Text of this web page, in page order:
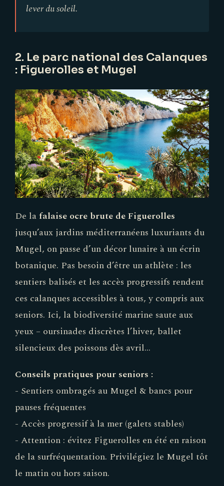
lever du soleil.
2. Le parc national des Calanques
: Figuerolles et Mugel
De lafalaise ocre brute de Figuerolles
jusqu’aux jardins méditerranéens luxuriants du
Mugel, on passe d’un décor lunaire à un écrin
botanique. Pas besoin d’être un athlète : les
sentiers balisés et les accès progressifs rendent
ces calanques accessibles à tous, y compris aux
seniors. Ici, la biodiversité marine saute aux
yeux – oursinades discrètes l’hiver, ballet
silencieux des poissons dès avril…
Conseils pratiques pour seniors :
- Sentiers ombragés au Mugel & bancs pour
pauses fréquentes
- Accès progressif à la mer (galets stables)
- Attention : évitez Figuerolles en été en raison
de la surfréquentation. Privilégiez le Mugel tôt
le matin ou hors saison.